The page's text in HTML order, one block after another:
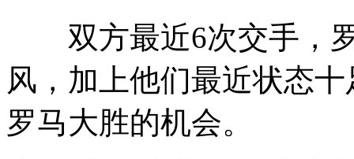
双方最近6次交手，罗
风，加上他们最近状态
罗马大胜的机会。